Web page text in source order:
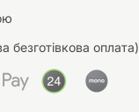
безготівкова оплата)